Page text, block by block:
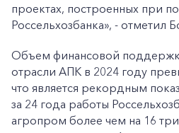
проектах, построенных при
Россельхозбанка», - отметил
Объем финансовой
отрасли АПК в 2024 году
что является рекордным
за 24 года работы
агропром более чем на 16